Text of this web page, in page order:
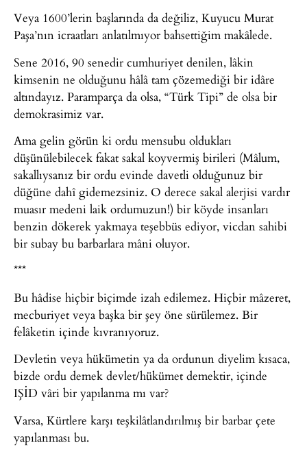
Veya 1600’lerin başlarında da değiliz, Kuyucu Murat
Paşa’nın icraatları anlatılmıyor bahsettiğim makâlede.
Sene 2016, 90 senedir cumhuriyet denilen, lâkin
kimsenin ne olduğunu hâlâ tam çözemediği bir idâre
altındayız. Paramparça da olsa, “Türk Tipi” de olsa bir
demokrasimiz var.
Ama gelin görün ki ordu mensubu oldukları
düşünülebilecek fakat sakal koyvermiş birileri (Mâlum,
sakallıysanız bir ordu evinde davetli olduğunuz bir
düğüne dahî gidemezsiniz. O derece sakal alerjisi vardır
muasır medeni laik ordumuzun!) bir köyde insanları
benzin dökerek yakmaya teşebbüs ediyor, vicdan sahibi
bir subay bu barbarlara mâni oluyor.
***
Bu hâdise hiçbir biçimde izah edilemez. Hiçbir mâzeret,
mecburiyet veya başka bir şey öne sürülemez. Bir
felâketin içinde kıvranıyoruz.
Devletin veya hükümetin ya da ordunun diyelim kısaca,
bizde ordu demek devlet/hükümet demektir, içinde
IŞİD vâri bir yapılanma mı var?
Varsa, Kürtlere karşı teşkilâtlandırılmış bir barbar çete
yapılanması bu.